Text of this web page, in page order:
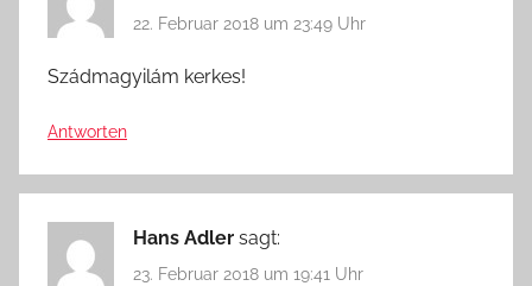
22. Februar 2018 um 23:49 Uhr
Szádmagyilám kerkes!
Antworten
Hans Adler sagt:
23. Februar 2018 um 19:41 Uhr